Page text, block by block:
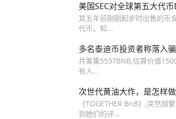
美国SEC对全球第五大代
其五年前刚刚起步时出售的币
代币。知...
多名泰迪币投资者称落入
共筹集5537BNB,估算价值
有人...
次世代黄油大作，是怎样
《TOGETHER BnB》,突然
到她们的评...